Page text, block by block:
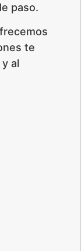
paso.
te
al